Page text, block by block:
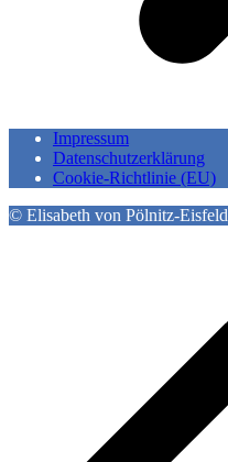
Impressum
Datenschutzerklärung
Cookie-Richtlinie (EU)
© Elisabeth von Pölnitz-Eisfeld